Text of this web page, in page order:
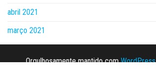
abril 2021
março 2021
Orgulhosamente mantido comWordPress